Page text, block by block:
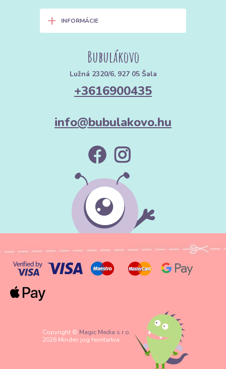
+ INFORMÁCIE
Bubulákovo
Lužná 2320/6, 927 05 Šala
+3616900435
info@bubulakovo.hu
Copyright © Magic Media s.r.o.
2026 Minden jog fenntartva